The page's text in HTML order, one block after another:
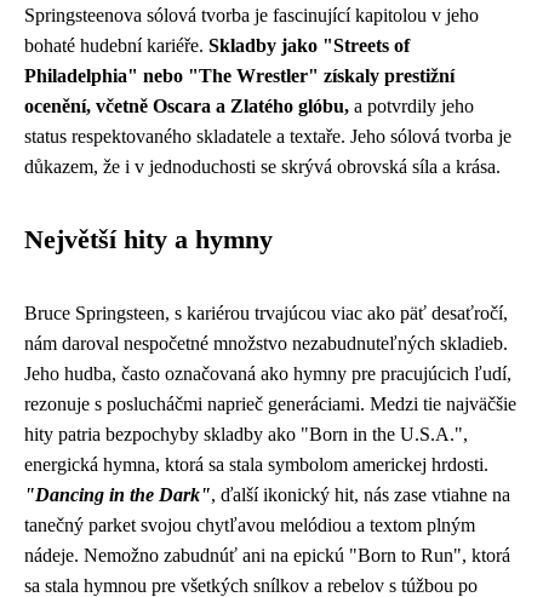
Springsteenova sólová tvorba je fascinující kapitolou v jeho
bohaté hudební kariéře. Skladby jako "Streets of
Philadelphia" nebo "The Wrestler" získaly prestižní
ocenění, včetně Oscara a Zlatého glóbu, a potvrdily jeho
status respektovaného skladatele a textaře. Jeho sólová tvorba je
důkazem, že i v jednoduchosti se skrývá obrovská síla a krása.
Největší hity a hymny
Bruce Springsteen, s kariérou trvajúcou viac ako päť desaťročí,
nám daroval nespočetné množstvo nezabudnuteľných skladieb.
Jeho hudba, často označovaná ako hymny pre pracujúcich ľudí,
rezonuje s poslucháčmi naprieč generáciami. Medzi tie najväčšie
hity patria bezpochyby skladby ako "Born in the U.S.A.",
energická hymna, ktorá sa stala symbolom americkej hrdosti.
"Dancing in the Dark", ďalší ikonický hit, nás zase vtiahne na
tanečný parket svojou chytľavou melódiou a textom plným
nádeje. Nemožno zabudnúť ani na epickú "Born to Run", ktorá
sa stala hymnou pre všetkých snílkov a rebelov s túžbou po